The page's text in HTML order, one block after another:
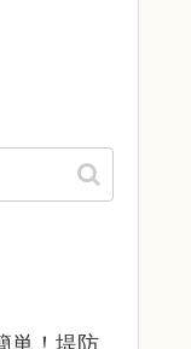
単！堤防